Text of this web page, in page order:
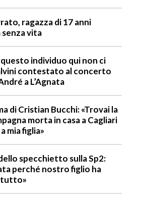
ragazza di 17 anni
vita
individuo qui non ci
contestato al concerto
a L’Agnata
di Cristian Bucchi: «Trovai la
morta in casa a Cagliari
mia figlia»
specchietto sulla Sp2:
perché nostro figlio ha
tutto»